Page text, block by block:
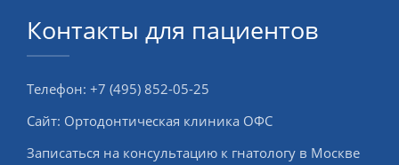
Контакты для пациентов
Телефон: +7 (495) 852-05-25
Сайт: Ортодонтическая клиника ОФС
Записаться на консультацию к гнатологу в Москве